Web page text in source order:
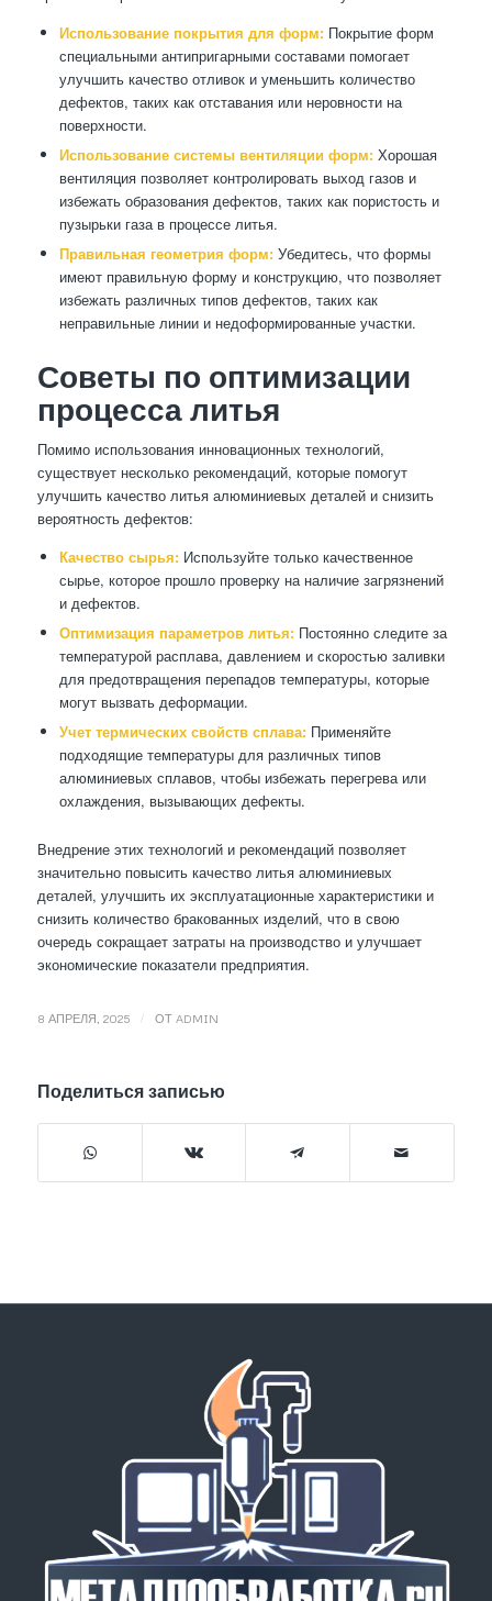
Использование покрытия для форм:Покрытие форм
специальными антипригарными составами помогает
улучшить качество отливок и уменьшить количество
дефектов, таких как отставания или неровности на
поверхности.
Использование системы вентиляции форм:Хорошая
вентиляция позволяет контролировать выход газов и
избежать образования дефектов, таких как пористость и
пузырьки газа в процессе литья.
Правильная геометрия форм:Убедитесь, что формы
имеют правильную форму и конструкцию, что позволяет
избежать различных типов дефектов, таких как
неправильные линии и недоформированные участки.
Советы по оптимизации
процесса литья
Помимо использования инновационных технологий,
существует несколько рекомендаций, которые помогут
улучшить качество литья алюминиевых деталей и снизить
вероятность дефектов:
Качество сырья:Используйте только качественное
сырье, которое прошло проверку на наличие загрязнений
и дефектов.
Оптимизация параметров литья:Постоянно следите за
температурой расплава, давлением и скоростью заливки
для предотвращения перепадов температуры, которые
могут вызвать деформации.
Учет термических свойств сплава:Применяйте
подходящие температуры для различных типов
алюминиевых сплавов, чтобы избежать перегрева или
охлаждения, вызывающих дефекты.
Внедрение этих технологий и рекомендаций позволяет
значительно повысить качество литья алюминиевых
деталей, улучшить их эксплуатационные характеристики и
снизить количество бракованных изделий, что в свою
очередь сокращает затраты на производство и улучшает
экономические показатели предприятия.
8 АПРЕЛЯ, 2025 ОТ ADMIN
Поделиться записью